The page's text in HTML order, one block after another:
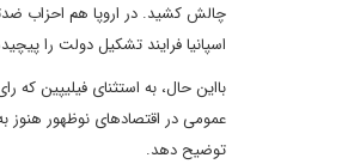
چالش کشید. در اروپا هم احزاب
اسپانیا فرایند تشکیل دولت را
بااین حال، به استثنای فیلیپین
عمومی در اقتصادهای نوظهور
توضیح دهد.